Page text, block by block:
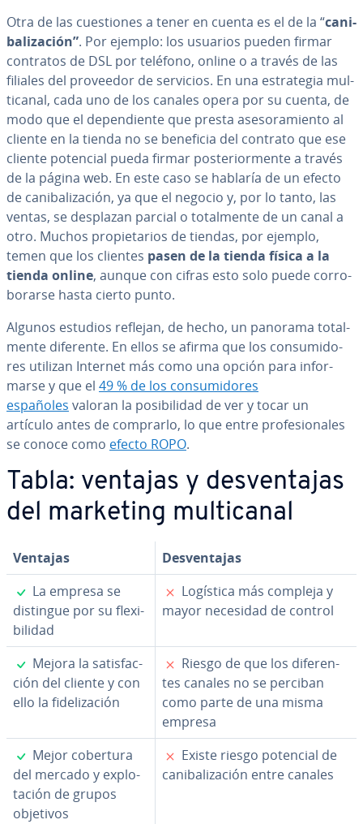
Otra de las cue­s­tio­nes a tener en cuenta es el de la “ca­ni­
ba­li­za­ción”. Por ejemplo: los usuarios pueden firmar
contratos de DSL por teléfono, online o a través de las
filiales del proveedor de servicios. En una es­tra­te­gia mu­l­
ti­ca­nal, cada uno de los canales opera por su cuenta, de
modo que el de­pe­n­die­n­te que presta ase­so­ra­mie­n­to al
cliente en la tienda no se beneficia del contrato que ese
cliente potencial pueda firmar po­s­te­rio­r­me­n­te a través
de la página web. En este caso se hablaría de un efecto
de ca­ni­ba­li­za­ción, ya que el negocio y, por lo tanto, las
ventas, se desplazan parcial o to­ta­l­me­n­te de un canal a
otro. Muchos pro­pie­ta­rios de tiendas, por ejemplo,
temen que los clientes pasen de la tienda física a la
tienda online, aunque con cifras esto solo puede co­rro­
bo­rar­se hasta cierto punto.
Algunos estudios reflejan, de hecho, un panorama to­ta­l­
me­n­te diferente. En ellos se afirma que los co­n­su­mi­do­
res utilizan Internet más como una opción para in­fo­r­
mar­se y que el 49 % de los co­n­su­mi­do­res
españoles valoran la po­si­bi­li­dad de ver y tocar un
artículo antes de comprarlo, lo que entre pro­fe­sio­na­les
se conoce como efecto ROPO.
Tabla: ventajas y de­s­ve­n­ta­jas
del marketing mu­l­ti­ca­nal
Ventajas
De­s­ve­n­ta­jas
✓
La empresa se
distingue por su fle­xi­
bi­li­dad
✗
Logística más compleja y
mayor necesidad de control
✓
Mejora la sa­ti­s­fa­c­
ción del cliente y con
ello la fi­de­li­za­ción
✗
Riesgo de que los di­fe­re­n­
tes canales no se perciban
como parte de una misma
empresa
✓
Mejor cobertura
del mercado y ex­plo­
ta­ción de grupos
objetivos
✗
Existe riesgo potencial de
ca­ni­ba­li­za­ción entre canales